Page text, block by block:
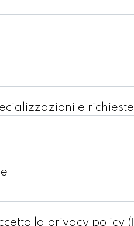
e richieste
la privacy policy (